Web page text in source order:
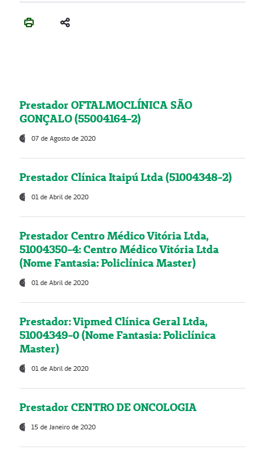
Prestador OFTALMOCLÍNICA SÃO
GONÇALO (55004164-2)
07 de Agosto de 2020
Prestador Clínica Itaipú Ltda (51004348-2)
01 de Abril de 2020
Prestador Centro Médico Vitória Ltda,
51004350-4: Centro Médico Vitória Ltda
(Nome Fantasia: Policlínica Master)
01 de Abril de 2020
Prestador: Vipmed Clínica Geral Ltda,
51004349-0 (Nome Fantasia: Policlínica
Master)
01 de Abril de 2020
Prestador CENTRO DE ONCOLOGIA
15 de Janeiro de 2020